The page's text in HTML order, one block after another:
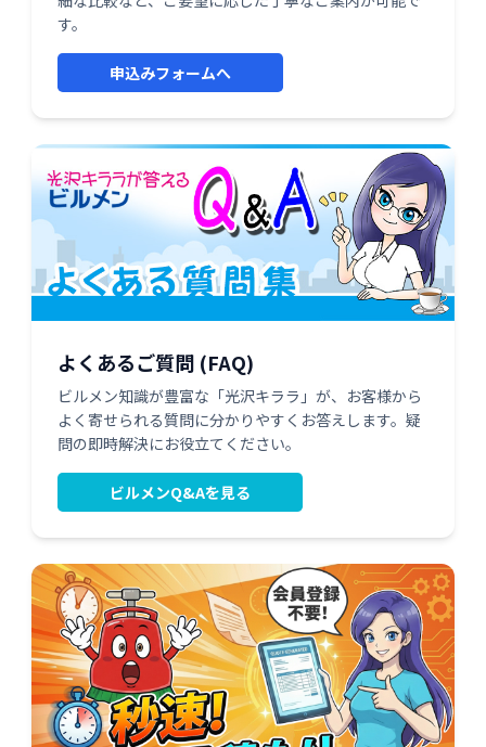
す。
申込みフォームへ
よくあるご質問 (FAQ)
ビルメン知識が豊富な「光沢キララ」が、お客様から
よく寄せられる質問に分かりやすくお答えします。疑
問の即時解決にお役立てください。
ビルメンQ&Aを見る